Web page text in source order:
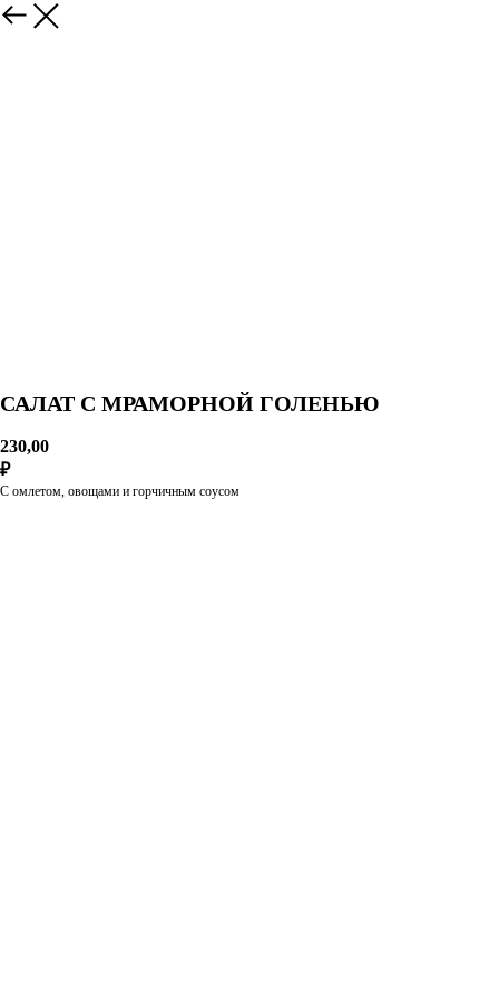
САЛАТ С МРАМОРНОЙ ГОЛЕНЬЮ
230,00
₽
С омлетом, овощами и горчичным соусом